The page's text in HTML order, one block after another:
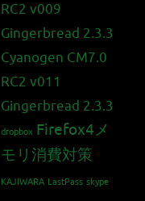
RC2 v009
Gingerbread 2.3.3
Cyanogen CM7.0
RC2 v011
Gingerbread 2.3.3
dropbox Firefox4メ
モリ消費対策
KAJIWARA LastPass skype